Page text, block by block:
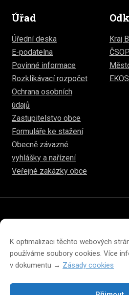
K optimalizaci těchto webových
používáme soubory cookies. Více
v dokumentu → Zásady cookies
Úřad
Úřední deska
E-podatelna
Povinné informace
Rozklikávací rozpočet
Ochrana osobních
údajů
Zastupitelstvo obce
Formuláře ke stažení
Obecně závazné
vyhlášky a nařízení
Veřejné zakázky obce
Kraj
Prohlášení o přístupnosti
Zásady cookies (EU)